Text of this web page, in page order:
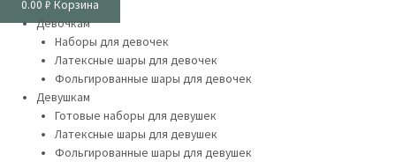
0.00 ₽ Корзина
Девочкам
Наборы для девочек
Латексные шары для девочек
Фольгированные шары для девочек
Девушкам
Готовые наборы для девушек
Латексные шары для девушек
Фольгированные шары для девушек